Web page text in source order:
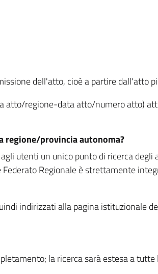
dell'atto, cioè a partire dall'atto
atto/regione-data atto/numero atto)
regione/provincia autonoma?
utenti un unico punto di ricerca degli
Regionale è strettamente
indirizzati alla pagina istituzionale
la ricerca sarà estesa a tutte